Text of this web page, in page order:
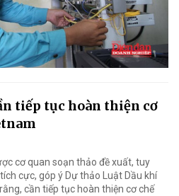
tiếp tục hoàn thiện cơ
cơ quan soạn thảo đề xuất, tuy
cực, góp ý Dự thảo Luật Dầu khí
cần tiếp tục hoàn thiện cơ chế